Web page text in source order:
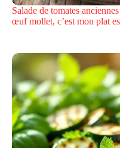
Salade de tomates
œuf mollet, c’est mon plat